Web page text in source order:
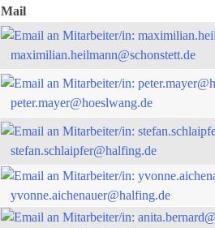
Mail
maximilian.heilmann@schonstett.de
peter.mayer@hoeslwang.de
stefan.schlaipfer@halfing.de
yvonne.aichenauer@halfing.de